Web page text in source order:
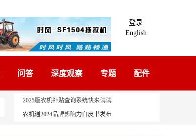
登录
English
问答 深度观察 专题 配件
2025版农机补贴查询系统快来试试
农机通2024品牌影响力白皮书发布